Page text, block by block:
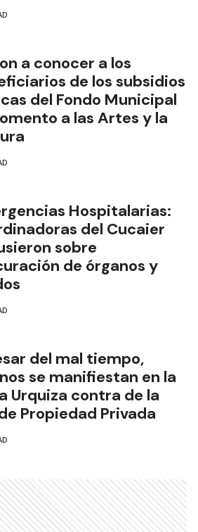
a conocer a los
de los subsidios
del Fondo Municipal
a las Artes y la
Hospitalarias:
del Cucaier
sobre
de órganos y
del mal tiempo,
se manifiestan en la
Urquiza contra de la
Propiedad Privada